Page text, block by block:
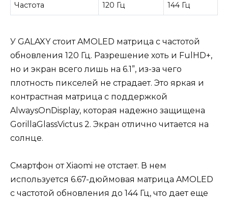
Частота
120 Гц
144 Гц
У GALAXY стоит AMOLED матрица с частотой
обновления 120 Гц. Разрешение хоть и FulHD+,
но и экран всего лишь на 6.1”, из-за чего
плотность пикселей не страдает. Это яркая и
контрастная матрица с поддержкой
AlwaysOnDisplay, которая надежно защищена
GorillaGlassVictus 2. Экран отлично читается на
солнце.
Смартфон от Xiaomi не отстает. В нем
используется 6.67-дюймовая матрица AMOLED
с частотой обновления до 144 Гц, что дает еще